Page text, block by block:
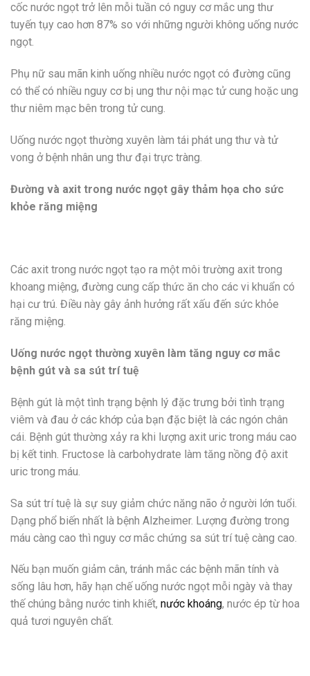
cốc nước ngọt trở lên mỗi tuần có nguy cơ mắc ung thư
tuyến tụy cao hơn 87% so với những người không uống nước
ngọt.
Phụ nữ sau mãn kinh uống nhiều nước ngọt có đường cũng
có thể có nhiều nguy cơ bị ung thư nội mạc tử cung hoặc ung
thư niêm mạc bên trong tử cung.
Uống nước ngọt thường xuyên làm tái phát ung thư và tử
vong ở bệnh nhân ung thư đại trực tràng.
Đường và axit trong nước ngọt gây thảm họa cho sức
khỏe răng miệng
Các axit trong nước ngọt tạo ra một môi trường axit trong
khoang miệng, đường cung cấp thức ăn cho các vi khuẩn có
hại cư trú. Điều này gây ảnh hưởng rất xấu đến sức khỏe
răng miệng.
Uống nước ngọt thường xuyên làm tăng nguy cơ mắc
bệnh gút và sa sút trí tuệ
Bệnh gút là một tình trạng bệnh lý đặc trưng bởi tình trạng
viêm và đau ở các khớp của bạn đặc biệt là các ngón chân
cái. Bệnh gút thường xảy ra khi lượng axit uric trong máu cao
bị kết tinh. Fructose là carbohydrate làm tăng nồng độ axit
uric trong máu.
Sa sút trí tuệ là sự suy giảm chức năng não ở người lớn tuổi.
Dạng phổ biến nhất là bệnh Alzheimer. Lượng đường trong
máu càng cao thì nguy cơ mắc chứng sa sút trí tuệ càng cao.
Nếu bạn muốn giảm cân, tránh mắc các bệnh mãn tính và
sống lâu hơn, hãy hạn chế uống nước ngọt mỗi ngày và thay
thế chúng bằng nước tinh khiết, nước khoáng, nước ép từ hoa
quả tươi nguyên chất.